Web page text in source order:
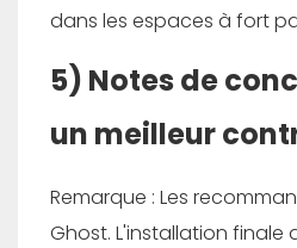
dans les espaces à fort
5) Notes de
un meilleur
Remarque : Les
Ghost. L'installation finale